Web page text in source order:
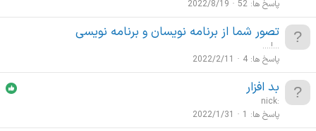
پاسخ ها 52
2022/8/19
تصور شما از برنامه نویسان و برنامه نویسی
....!...
پاسخ ها 4
2022/2/11
بد افزار
nick:
پاسخ ها
1
2022/1/31